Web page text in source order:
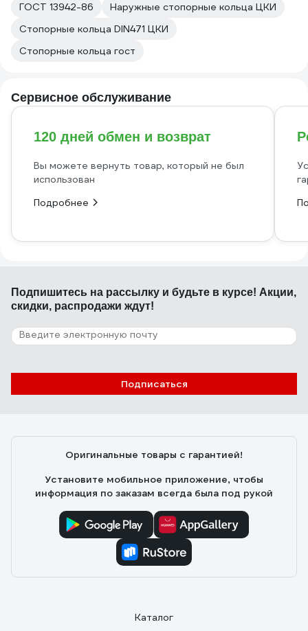
ГОСТ 13942-86
Наружные стопорные кольца ЦКИ
Стопорные кольца DIN471 ЦКИ
Стопорные кольца гост
Сервисное обслуживание
120 дней обмен и возврат
Вы можете вернуть товар, который не был
использован
Подробнее
Подпишитесь на рассылку и будьте в курсе! Акции,
скидки, распродажи ждут!
Подписаться
Оригинальные товары с гарантией!
Установите мобильное приложение, чтобы
информация по заказам всегда была под рукой
Каталог